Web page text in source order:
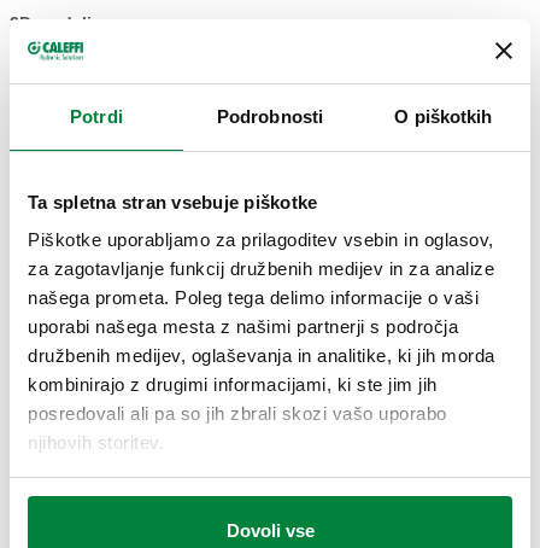
Potrdi Podrobnosti O piškotkih
Ta spletna stran vsebuje piškotke
Piškotke uporabljamo za prilagoditev vsebin in oglasov,
za zagotavljanje funkcij družbenih medijev in za analize
našega prometa. Poleg tega delimo informacije o vaši
uporabi našega mesta z našimi partnerji s področja
družbenih medijev, oglaševanja in analitike, ki jih morda
kombinirajo z drugimi informacijami, ki ste jim jih
posredovali ali pa so jih zbrali skozi vašo uporabo
njihovih storitev.
Dovoli vse
3D modeli
Besedilo za razpis Prikaži Kopiraj
povratnega razdelilnika z vgrajenimi zapornimi ventili z
možnostjo montaže elektro-termične glave,- dovodnega
razdelilnika z vgrajenimi merilci in regulacijskimi ventili
pretoka. Priključek razdelilnika: G 1" (ISO 228-1) NN,
vhod. Izhodni priključek: G 1" A (ISO 228-1) ZN, izhod.
Izhodni priključek: G 3/4" A (ISO 228-1) ZN, 2 izhoda,
Priključek za spojke Caleffi. Maksimalni delovni tlak: 10
bar. Območje temperature medija: 5–80 °C. Medosna
razdalja izhodov: 50 mm.
SCIP code
13cc9c6a-d7ee-468c-b098-
63250c66ffe3
Kopiraj
662636
G 1" (ISO
228-1) NN
G 1" A (ISO
228-1) ZN
G 3/4" A (ISO
228-1) ZN
3 izhodi
G 3/4" A (ISO